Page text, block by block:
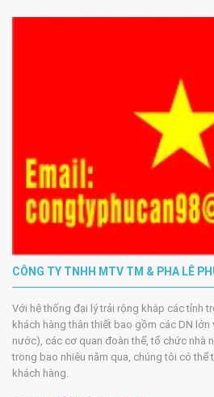
CÔNG TY TNHH MTV TM & PHA LÊ
Với hệ thống đại lý trải rộng khắp các tỉnh
khách hàng thân thiết bao gồm các DN lớn
nước), các cơ quan đoàn thể, tổ chức nhà
trong bao nhiêu năm qua, chúng tôi có thể
khách hàng.